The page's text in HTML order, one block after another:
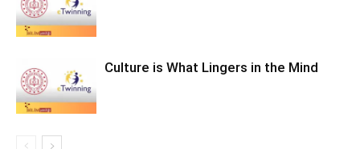
Culture is What Lingers in the Mind